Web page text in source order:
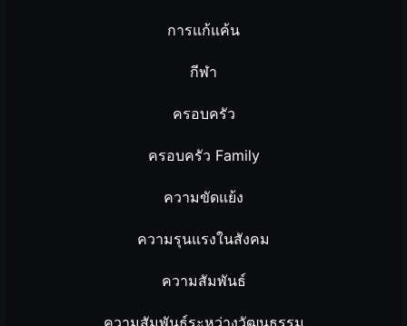
การแก้แค้น
กีฬา
ครอบครัว
ครอบครัว Family
ความขัดแย้ง
ความรุนแรงในสังคม
ความสัมพันธ์
ความสัมพันธ์ระหว่างวัฒนธรรม